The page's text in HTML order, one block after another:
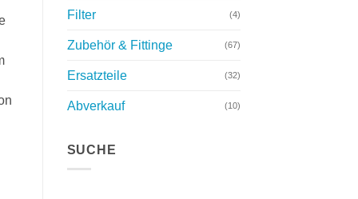
Filter (4)
Zubehör & Fittinge (67)
Ersatzteile (32)
Abverkauf (10)
SUCHE